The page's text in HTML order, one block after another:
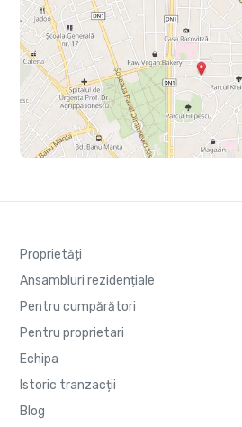
Proprietăți
Ansambluri rezidențiale
Pentru cumpărători
Pentru proprietari
Echipa
Istoric tranzacții
Blog